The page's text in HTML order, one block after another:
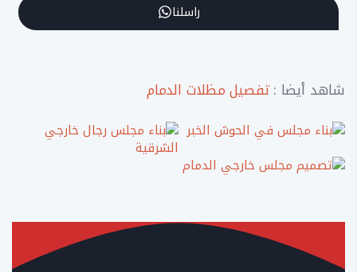
راسلنا
شاهد أيضا :تفصيل مظلات الدمام